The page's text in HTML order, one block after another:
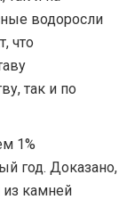
водоросли
что
так и по
1%
год. Доказано,
из камней